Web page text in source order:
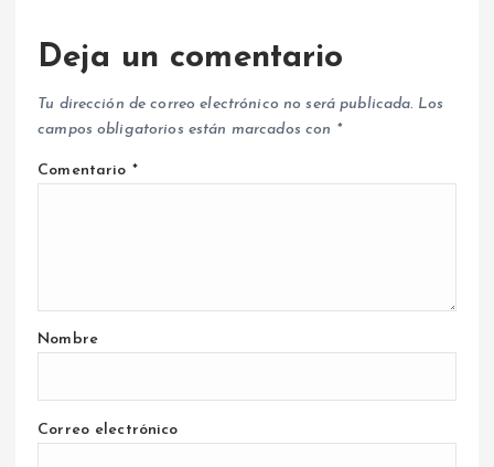
Deja un comentario
Tu dirección de correo electrónico no será publicada. Los
campos obligatorios están marcados con *
Comentario *
Nombre
Correo electrónico